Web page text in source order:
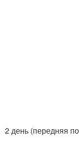
2 день (передняя